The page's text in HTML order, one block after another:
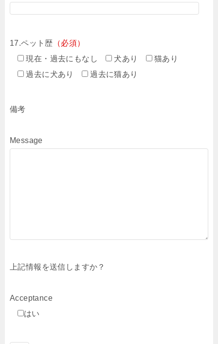
17.ペット歴 （必須）
現在・過去にもなし
犬あり
猫あり
過去に犬あり
過去に猫あり
備考
Message
上記情報を送信しますか？
Acceptance
はい